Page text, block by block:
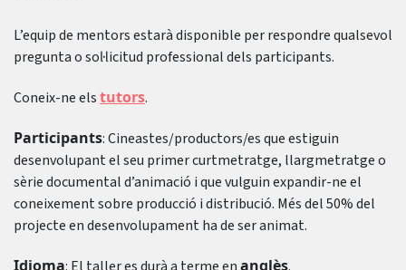
L’equip de mentors estarà disponible per respondre qualsevol
pregunta o sol·licitud professional dels participants.
Coneix-ne elstutors.
Participants: Cineastes/productors/es que estiguin
desenvolupant el seu primer curtmetratge, llargmetratge o
sèrie documental d’animació i que vulguin expandir-ne el
coneixement sobre producció i distribució. Més del 50% del
projecte en desenvolupament ha de ser animat.
Idioma
anglès